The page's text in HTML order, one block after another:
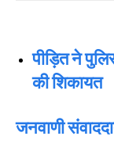
पीड़ित ने
की शिकायत
जनवाणी